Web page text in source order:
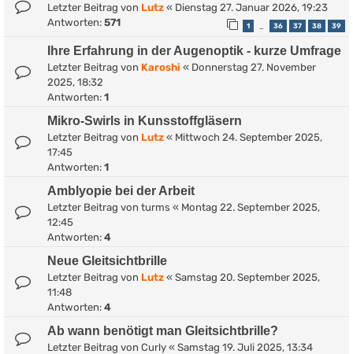
Letzter Beitrag von Lutz « Dienstag 27. Januar 2026, 19:23
Antworten: 571 1 36 37 38 39
Ihre Erfahrung in der Augenoptik - kurze Umfrage
Letzter Beitrag von Karoshi « Donnerstag 27. November
2025, 18:32
Antworten: 1
Mikro-Swirls in Kunsstoffgläsern
Letzter Beitrag von Lutz « Mittwoch 24. September 2025,
17:45
Antworten: 1
Amblyopie bei der Arbeit
Letzter Beitrag von turms « Montag 22. September 2025,
12:45
Antworten: 4
Neue Gleitsichtbrille
Letzter Beitrag von Lutz « Samstag 20. September 2025,
11:48
Antworten: 4
Ab wann benötigt man Gleitsichtbrille?
Letzter Beitrag von Curly « Samstag 19. Juli 2025, 13:34